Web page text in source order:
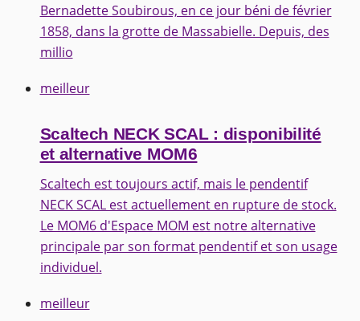
Bernadette Soubirous, en ce jour béni de février
1858, dans la grotte de Massabielle. Depuis, des
millio
meilleur
Scaltech NECK SCAL : disponibilité
et alternative MOM6
Scaltech est toujours actif, mais le pendentif
NECK SCAL est actuellement en rupture de stock.
Le MOM6 d'Espace MOM est notre alternative
principale par son format pendentif et son usage
individuel.
meilleur